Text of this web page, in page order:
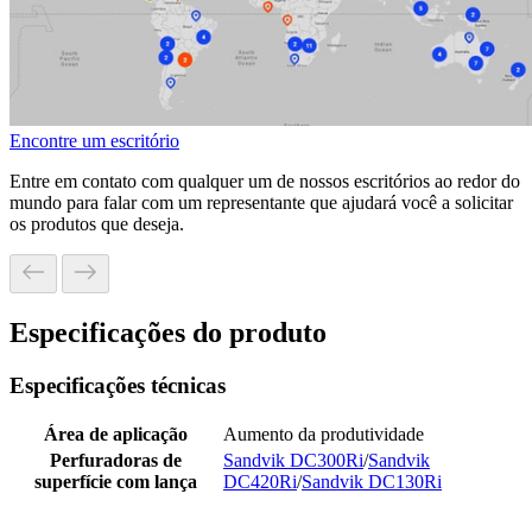
Encontre um escritório
Entre em contato com qualquer um de nossos escritórios ao redor do
mundo para falar com um representante que ajudará você a solicitar
os produtos que deseja.
Especificações do produto
Especificações técnicas
Área de aplicação
Aumento da produtividade
Perfuradoras de
superfície com lança
Sandvik DC300Ri/Sandvik
DC420Ri/Sandvik DC130Ri